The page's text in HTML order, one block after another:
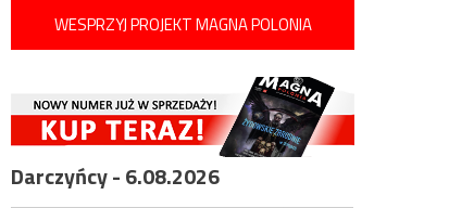
WESPRZYJ PROJEKT MAGNA POLONIA
Darczyńcy - 6.08.2026